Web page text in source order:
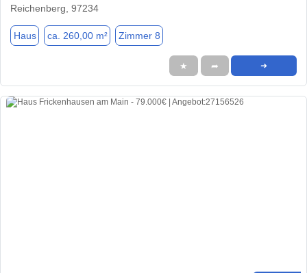
Reichenberg, 97234
Haus ca. 260,00 m² Zimmer 8
★ ➦ ➜